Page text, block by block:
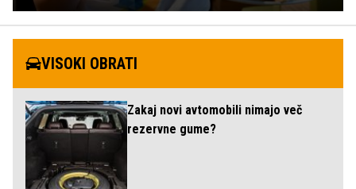
VISOKI OBRATI
Zakaj novi avtomobili nimajo več
rezervne gume?